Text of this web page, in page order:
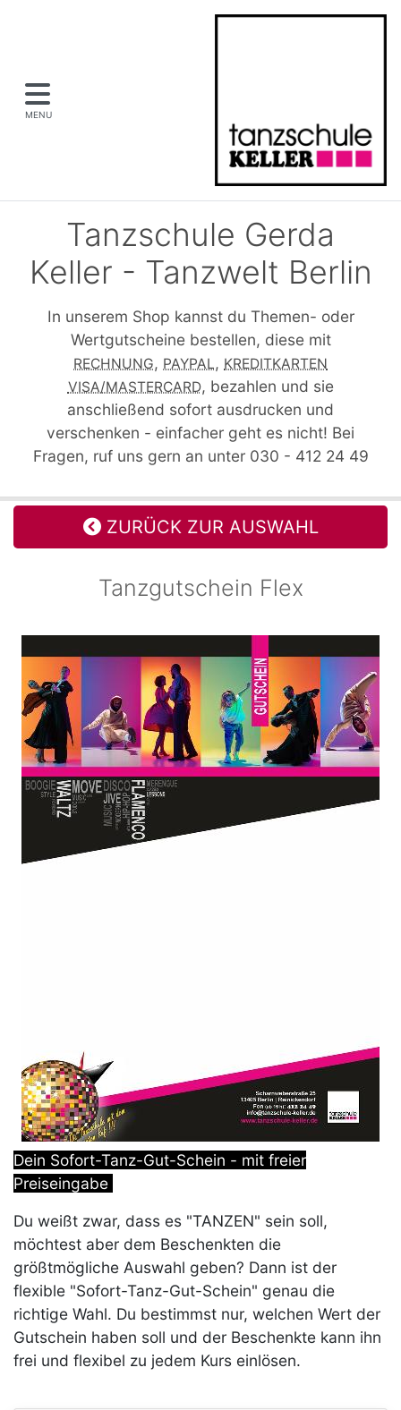
MENU
Tanzschule Gerda
Keller - Tanzwelt Berlin
In unserem Shop kannst du Themen- oder
Wertgutscheine bestellen, diese mit
RECHNUNG, PAYPAL, KREDITKARTEN
VISA/MASTERCARD, bezahlen und sie
anschließend sofort ausdrucken und
verschenken - einfacher geht es nicht! Bei
Fragen, ruf uns gern an unter 030 - 412 24 49
ZURÜCK ZUR AUSWAHL
Tanzgutschein Flex
Dein Sofort-Tanz-Gut-Schein - mit freier
Preiseingabe
Du weißt zwar, dass es "TANZEN" sein soll,
möchtest aber dem Beschenkten die
größtmögliche Auswahl geben? Dann ist der
flexible "Sofort-Tanz-Gut-Schein" genau die
richtige Wahl. Du bestimmst nur, welchen Wert der
Gutschein haben soll und der Beschenkte kann ihn
frei und flexibel zu jedem Kurs einlösen.